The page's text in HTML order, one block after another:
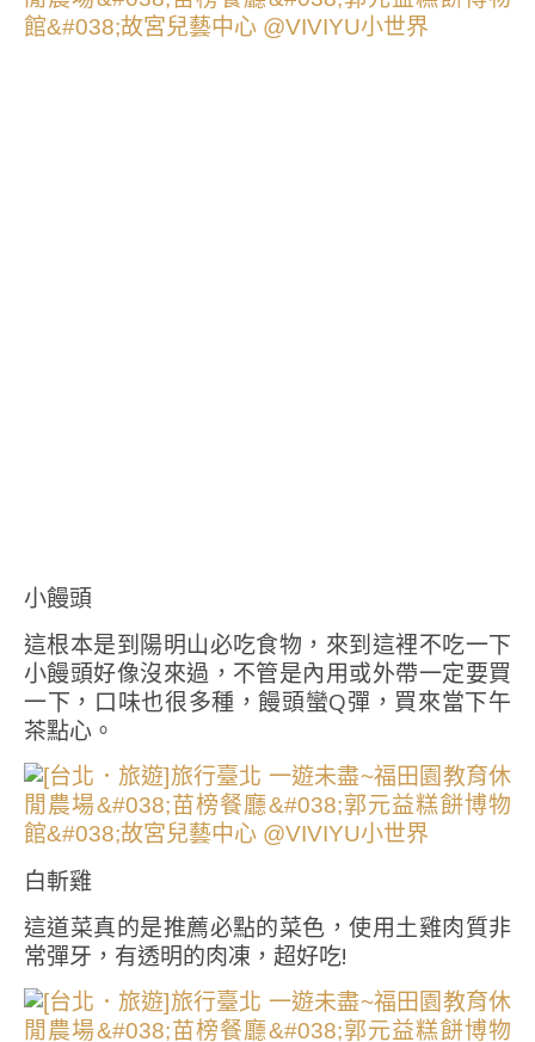
小饅頭
這根本是到陽明山必吃食物，來到這裡不吃一下
小饅頭好像沒來過，不管是內用或外帶一定要買
一下，口味也很多種，饅頭蠻Q彈，買來當下午
茶點心。
白斬雞
這道菜真的是推薦必點的菜色，使用土雞肉質非
常彈牙，有透明的肉凍，超好吃!